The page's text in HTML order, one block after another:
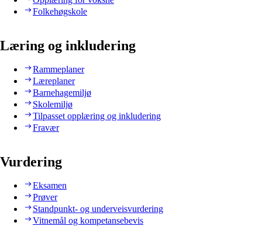
Folkehøgskole
Læring og inkludering
Rammeplaner
Læreplaner
Barnehagemiljø
Skolemiljø
Tilpasset opplæring og inkludering
Fravær
Vurdering
Eksamen
Prøver
Standpunkt- og underveisvurdering
Vitnemål og kompetansebevis